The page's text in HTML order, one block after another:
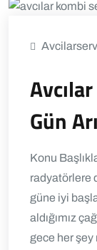
Gün
Konu
radyatörlere
güne iyi
aldığımız
gece her şey